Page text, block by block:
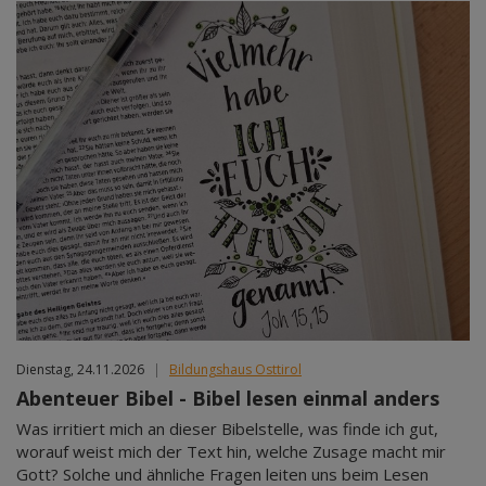
Dienstag, 24.11.2026 | Bildungshaus Osttirol
Abenteuer Bibel - Bibel lesen einmal anders
Was irritiert mich an dieser Bibelstelle, was finde ich gut,
worauf weist mich der Text hin, welche Zusage macht mir
Gott? Solche und ähnliche Fragen leiten uns beim Lesen